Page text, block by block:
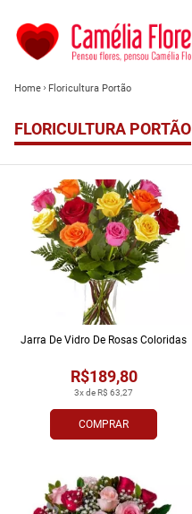
Home Floricultura Portão
FLORICULTURA PORTÃO
COMPRAR
3x de R$ 63,27
R$189,80
Jarra De Vidro De Rosas Coloridas